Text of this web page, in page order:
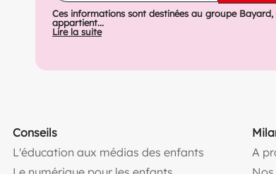
Ces informations sont destinées au groupe Bayard,
appartient...
Lire la suite
Conseils
L'éducation aux médias des enfants
A